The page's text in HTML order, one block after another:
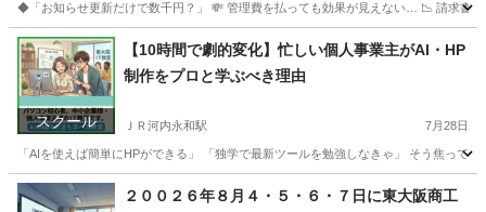
◆「お知らせ更新だけで数千円？」 💸 管理費を払っても効果が見えない… 📉 請求書
大阪 東大阪市 ＪＲ河内永和駅 ホームページ作成 Canva
スクール
【10時間で劇的変化】忙しい個人事業主がAI・HP
制作をプロと学ぶべき理由
ＪＲ河内永和駅 7月28日
「AIを使えば簡単にHPができる」 「独学で最新ツールを勉強しなきゃ」 そう焦って
大阪 東大阪市 ＪＲ河内永和駅 VBA
２００２６年８月４・５・６・７日に東大阪商工